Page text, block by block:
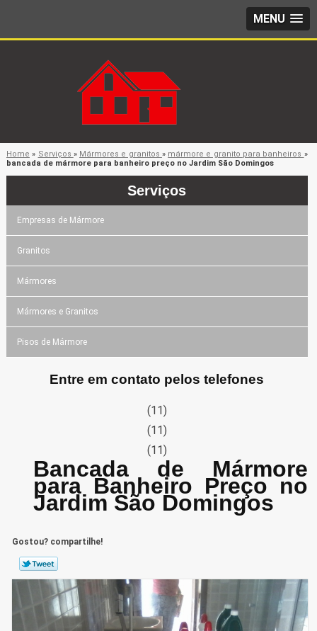
MENU
Home » Serviços » Mármores e granitos » mármore e granito para banheiros »
bancada de mármore para banheiro preço no Jardim São Domingos
Serviços
Empresas de Mármore
Granitos
Mármores
Mármores e Granitos
Pisos de Mármore
Entre em contato pelos telefones
(11)
(11)
(11)
Bancada de Mármore
para Banheiro Preço no
Jardim São Domingos
Gostou? compartilhe!